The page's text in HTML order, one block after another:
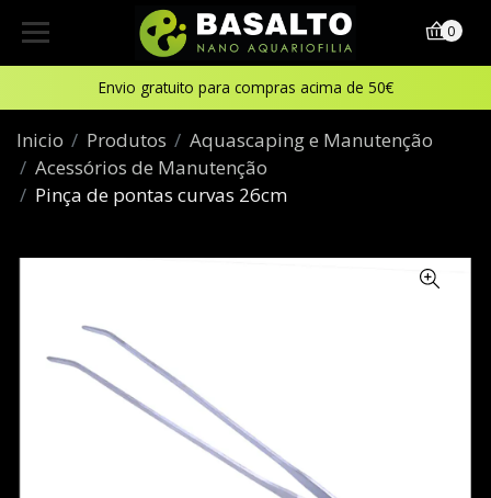
Envio gratuito para compras acima de 50€
0
Inicio Produtos
Aquascaping e Manutenção
Acessórios de Manutenção
Pinça de pontas curvas 26cm